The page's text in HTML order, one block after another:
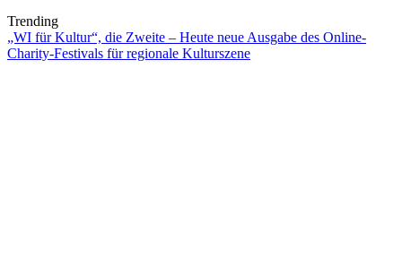
Trending
„WI für Kultur“, die Zweite – Heute neue Ausgabe des Online-
Charity-Festivals für regionale Kulturszene